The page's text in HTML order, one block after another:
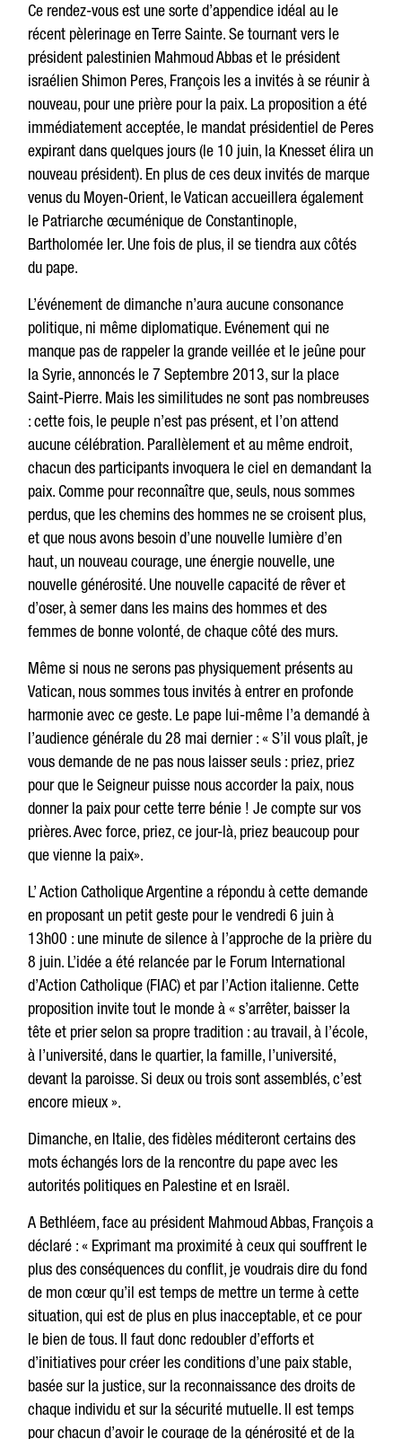
Ce rendez-vous est une sorte d’appendice idéal au le
récent pèlerinage en Terre Sainte. Se tournant vers le
président palestinien Mahmoud Abbas et le président
israélien Shimon Peres, François les a invités à se réunir à
nouveau, pour une prière pour la paix. La proposition a été
immédiatement acceptée, le mandat présidentiel de Peres
expirant dans quelques jours (le 10 juin, la Knesset élira un
nouveau président). En plus de ces deux invités de marque
venus du Moyen-Orient, le Vatican accueillera également
le Patriarche œcuménique de Constantinople,
Bartholomée Ier. Une fois de plus, il se tiendra aux côtés
du pape.
L’événement de dimanche n’aura aucune consonance
politique, ni même diplomatique. Evénement qui ne
manque pas de rappeler la grande veillée et le jeûne pour
la Syrie, annoncés le 7 Septembre 2013, sur la place
Saint-Pierre. Mais les similitudes ne sont pas nombreuses
: cette fois, le peuple n’est pas présent, et l’on attend
aucune célébration. Parallèlement et au même endroit,
chacun des participants invoquera le ciel en demandant la
paix. Comme pour reconnaître que, seuls, nous sommes
perdus, que les chemins des hommes ne se croisent plus,
et que nous avons besoin d’une nouvelle lumière d’en
haut, un nouveau courage, une énergie nouvelle, une
nouvelle générosité. Une nouvelle capacité de rêver et
d’oser, à semer dans les mains des hommes et des
femmes de bonne volonté, de chaque côté des murs.
Même si nous ne serons pas physiquement présents au
Vatican, nous sommes tous invités à entrer en profonde
harmonie avec ce geste. Le pape lui-même l’a demandé à
l’audience générale du 28 mai dernier : « S’il vous plaît, je
vous demande de ne pas nous laisser seuls : priez, priez
pour que le Seigneur puisse nous accorder la paix, nous
donner la paix pour cette terre bénie ! Je compte sur vos
prières. Avec force, priez, ce jour-là, priez beaucoup pour
que vienne la paix».
L’ Action Catholique Argentine a répondu à cette demande
en proposant un petit geste pour le vendredi 6 juin à
13h00 : une minute de silence à l’approche de la prière du
8 juin. L’idée a été relancée par le Forum International
d’Action Catholique (FIAC) et par l’Action italienne. Cette
proposition invite tout le monde à « s’arrêter, baisser la
tête et prier selon sa propre tradition : au travail, à l’école,
à l’université, dans le quartier, la famille, l’université,
devant la paroisse. Si deux ou trois sont assemblés, c’est
encore mieux ».
Dimanche, en Italie, des fidèles méditeront certains des
mots échangés lors de la rencontre du pape avec les
autorités politiques en Palestine et en Israël.
A Bethléem, face au président Mahmoud Abbas, François a
déclaré : « Exprimant ma proximité à ceux qui souffrent le
plus des conséquences du conflit, je voudrais dire du fond
de mon cœur qu’il est temps de mettre un terme à cette
situation, qui est de plus en plus inacceptable, et ce pour
le bien de tous. Il faut donc redoubler d’efforts et
d’initiatives pour créer les conditions d’une paix stable,
basée sur la justice, sur la reconnaissance des droits de
chaque individu et sur la sécurité mutuelle. Il est temps
pour chacun d’avoir le courage de la générosité et de la